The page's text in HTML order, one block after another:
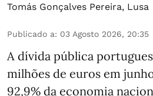
Tomás Gonçalves Pereira, Lusa
Publicado a: 03 Agosto 2026, 20:35
A dívida pública
milhões de euros em
92,9% da economia